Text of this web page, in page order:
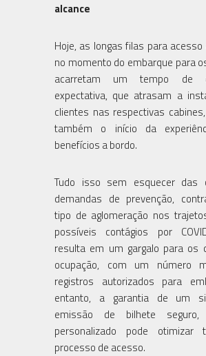
alcance
Hoje, as longas filas para
no momento do embarque para
acarretam um tempo de
expectativa, que atrasam a
clientes nas respectivas
também o início da
benefícios a bordo.
Tudo isso sem esquecer das
demandas de prevenção,
tipo de aglomeração nos
possíveis contágios por
resulta em um gargalo para os
ocupação, com um número
registros autorizados para
entanto, a garantia de um
emissão de bilhete
personalizado pode otimizar
processo de acesso.